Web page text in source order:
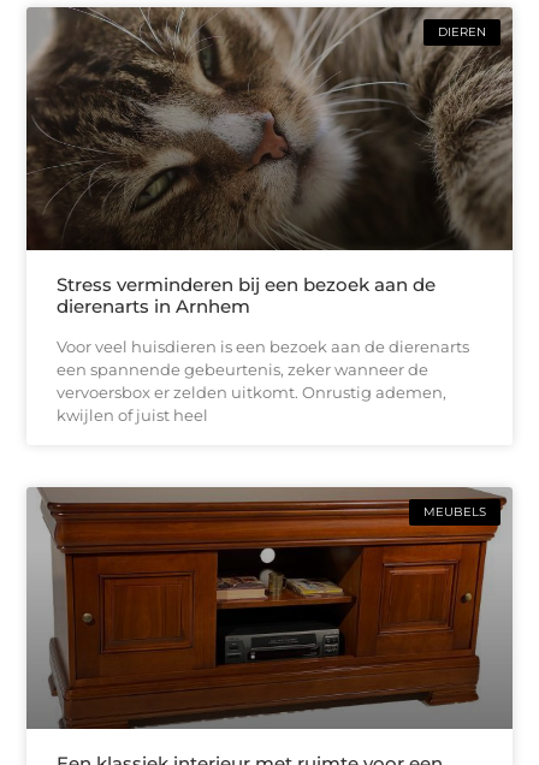
DIEREN
Stress verminderen bij een bezoek aan de
dierenarts in Arnhem
Voor veel huisdieren is een bezoek aan de dierenarts
een spannende gebeurtenis, zeker wanneer de
vervoersbox er zelden uitkomt. Onrustig ademen,
kwijlen of juist heel
MEUBELS